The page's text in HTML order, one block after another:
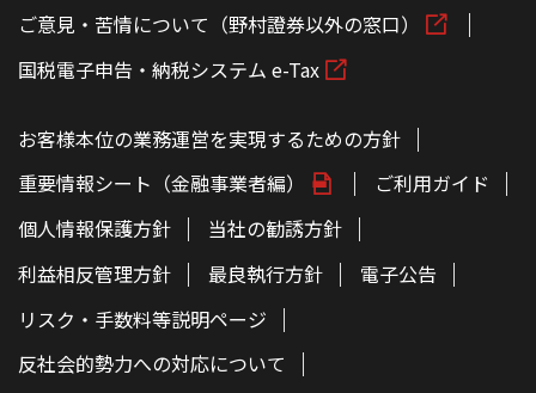
ご意見・苦情について（野村證券以外の窓口）
国税電子申告・納税システム e-Tax
お客様本位の業務運営を実現するための方針
重要情報シート（金融事業者編）
ご利用ガイド
個人情報保護方針
当社の勧誘方針
利益相反管理方針
最良執行方針
電子公告
リスク・手数料等説明ページ
反社会的勢力への対応について